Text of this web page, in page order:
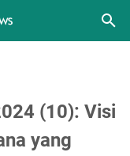
(10): Visi
yang